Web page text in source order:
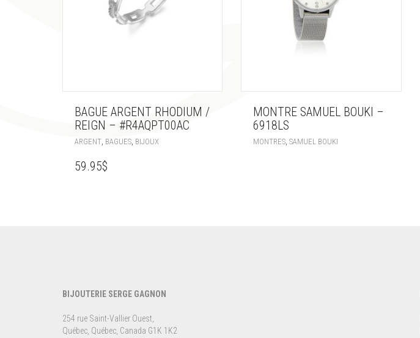
BAGUE ARGENT RHODIUM /
REIGN – #R4AQPT00AC
ARGENT BAGUES BIJOUX
59.95$
MONTRE SAMUEL BOUKI –
6918LS
MONTRES ,SAMUEL BOUKI
BIJOUTERIE SERGE GAGNON
254 rue Saint-Vallier Ouest,
Québec, Québec, Canada G1K 1K2